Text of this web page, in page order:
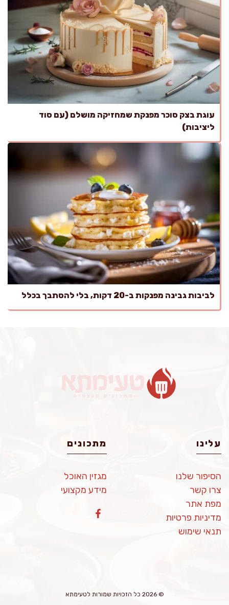
עוגת בצק סוכר מפנקת שמחזיקה מושלם (עם סוד
ליציבות)
לביבות גבינה מפנקות ב-20 דקות, בלי להסתבך בכלל
עלינו
הסיפור שלנו
צרו קשר
מפת אתר
מדיניות פרטיות
תנאי שימוש
מתכונים
מגזין האוכל
מידע מקצועי
© 2026 כל הזכויות שמורות לטעימתא